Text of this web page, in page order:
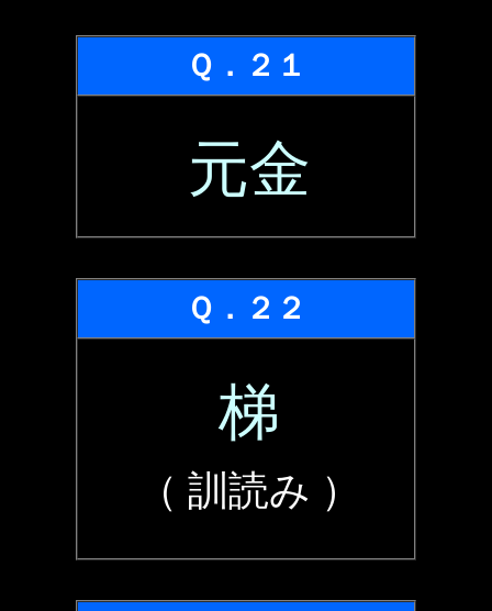
Ｑ．２１
元金
Ｑ．２２
梯
（ 訓読み ）